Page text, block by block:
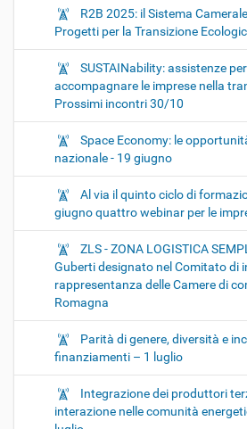
R2B 2025: il Sistema
Progetti per la Transizione
SUSTAINability: assistenze
accompagnare le imprese nella
Prossimi incontri 30/10
Space Economy: le
nazionale - 19 giugno
Al via il quinto ciclo di
giugno quattro webinar per le
ZLS - ZONA LOGISTICA
Guberti designato nel Comitato di
rappresentanza delle Camere di
Romagna
Parità di genere, diversità e
finanziamenti – 1 luglio
Integrazione dei produttori
interazione nelle comunità